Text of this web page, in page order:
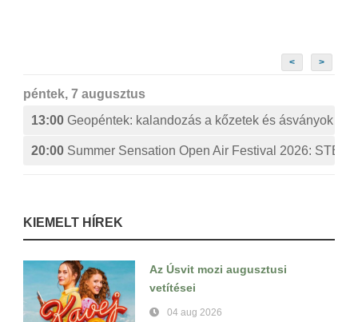
< >
péntek, 7 augusztus
13:00 Geopéntek: kalandozás a kőzetek és ásványok
20:00 Summer Sensation Open Air Festival 2026:
KIEMELT HÍREK
Az Úsvit mozi augusztusi
vetítései
04 aug 2026